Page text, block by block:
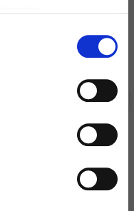
APPLE IPAD 10.2" 9TH GEN (2021) WI-FI
3
Inkl.
moms